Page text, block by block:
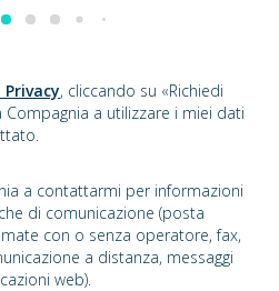
, cliccando su «Richiedi
a utilizzare i miei dati
a contattarmi per informazioni
di comunicazione (posta
con o senza operatore, fax,
a distanza, messaggi
web).